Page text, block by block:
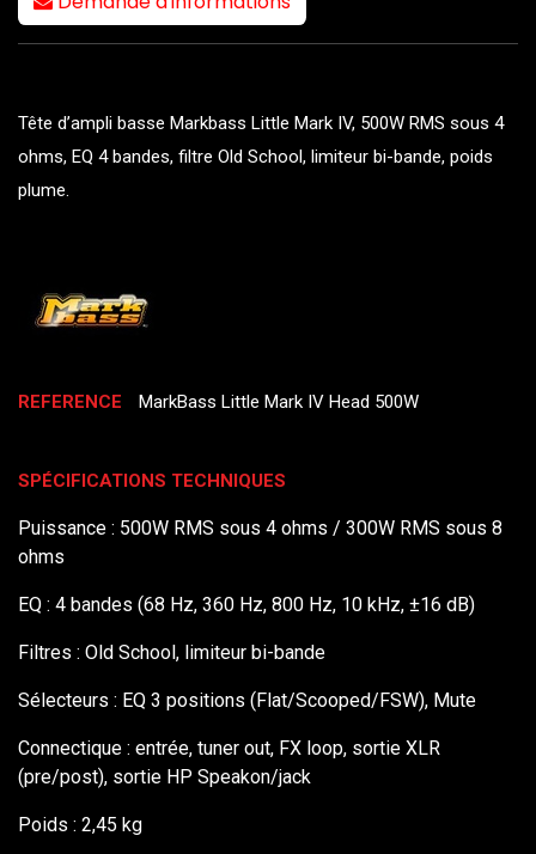
Tête d’ampli basse Markbass Little Mark IV, 500W RMS sous 4
ohms, EQ 4 bandes, filtre Old School, limiteur bi-bande, poids
plume.
REFERENCE MarkBass Little Mark IV Head 500W
SPÉCIFICATIONS TECHNIQUES
Puissance : 500W RMS sous 4 ohms / 300W RMS sous 8
ohms
EQ : 4 bandes (68 Hz, 360 Hz, 800 Hz, 10 kHz, ±16 dB)
Filtres : Old School, limiteur bi-bande
Sélecteurs : EQ 3 positions (Flat/Scooped/FSW), Mute
Connectique : entrée, tuner out, FX loop, sortie XLR
(pre/post), sortie HP Speakon/jack
Poids : 2,45 kg